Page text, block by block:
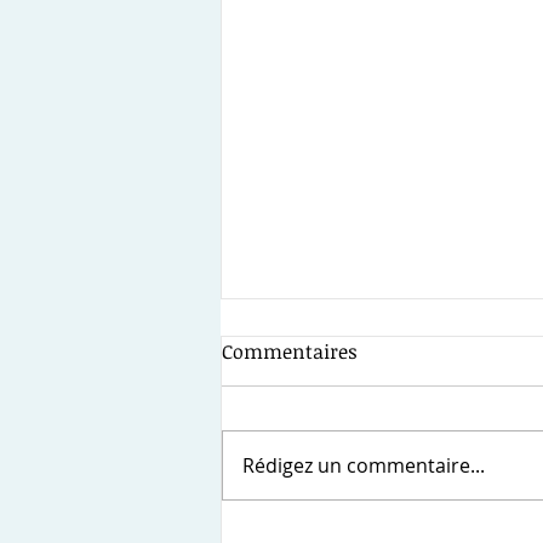
Notre cabinet fait annuler
demande de l’Agglo de Saint-
Dié pour qu’il rembourse un
Commentaires
Rédigez un commentaire...